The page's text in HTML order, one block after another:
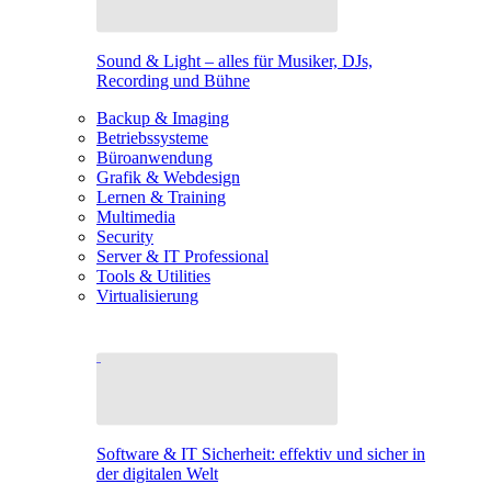
Sound & Light – alles für Musiker, DJs,
Recording und Bühne
Backup & Imaging
Betriebssysteme
Büroanwendung
Grafik & Webdesign
Lernen & Training
Multimedia
Security
Server & IT Professional
Tools & Utilities
Virtualisierung
Software & IT Sicherheit: effektiv und sicher in
der digitalen Welt